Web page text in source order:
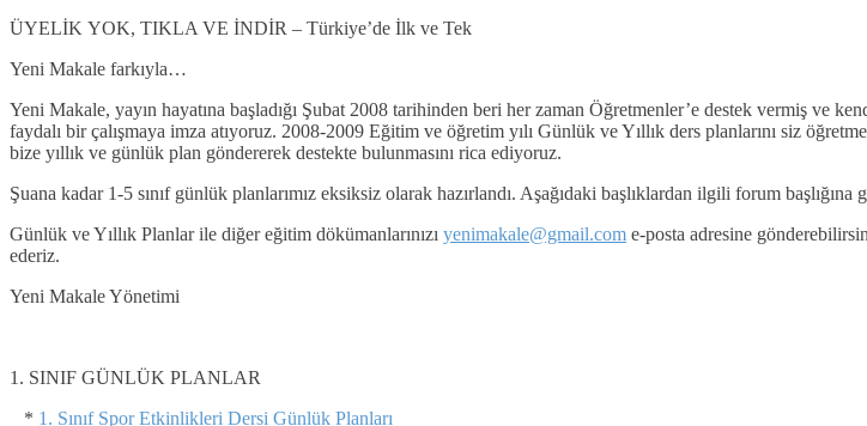
ÜYELİK YOK, TIKLA VE İNDİR – Türkiye’de İlk ve Tek
Yeni Makale farkıyla…
Yeni Makale, yayın hayatına başladığı Şubat 2008 tarihinden beri her zaman Öğretmenler’e destek vermiş ve
faydalı bir çalışmaya imza atıyoruz. 2008-2009 Eğitim ve öğretim yılı Günlük ve Yıllık ders planlarını siz
bize yıllık ve günlük plan göndererek destekte bulunmasını rica ediyoruz.
Şuana kadar 1-5 sınıf günlük planlarımız eksiksiz olarak hazırlandı. Aşağıdaki başlıklardan ilgili forum
Günlük ve Yıllık Planlar ile diğer eğitim dökümanlarınızı yenimakale@gmail.com e-posta adresine
ederiz.
Yeni Makale Yönetimi
1. SINIF GÜNLÜK PLANLAR
* 1. Sınıf Spor Etkinlikleri Dersi Günlük Planları